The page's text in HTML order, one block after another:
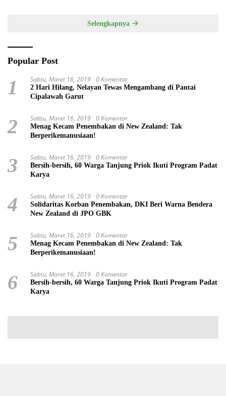
Selengkapnya
Popular Post
1 Sabtu, Maret 16, 2019 0 Komentar
2 Hari Hilang, Nelayan Tewas Mengambang di Pantai
Cipalawah Garut
2 Sabtu, Maret 16, 2019 0 Komentar
Menag Kecam Penembakan di New Zealand: Tak
Berperikemanusiaan!
3 Sabtu, Maret 16, 2019 0 Komentar
Bersih-bersih, 60 Warga Tanjung Priok Ikuti Program Padat
Karya
4 Sabtu, Maret 16, 2019 0 Komentar
Solidaritas Korban Penembakan, DKI Beri Warna Bendera
New Zealand di JPO GBK
5 Sabtu, Maret 16, 2019 0 Komentar
Menag Kecam Penembakan di New Zealand: Tak
Berperikemanusiaan!
6 Sabtu, Maret 16, 2019 0 Komentar
Bersih-bersih, 60 Warga Tanjung Priok Ikuti Program Padat
Karya